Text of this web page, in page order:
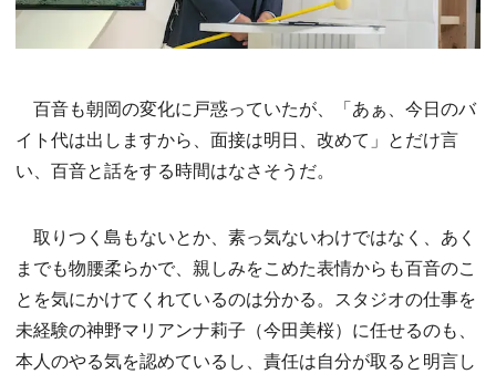
百音も朝岡の変化に戸惑っていたが、「あぁ、今日のバ
イト代は出しますから、面接は明日、改めて」とだけ言
い、百音と話をする時間はなさそうだ。
取りつく島もないとか、素っ気ないわけではなく、あく
までも物腰柔らかで、親しみをこめた表情からも百音のこ
とを気にかけてくれているのは分かる。スタジオの仕事を
未経験の神野マリアンナ莉子（今田美桜）に任せるのも、
本人のやる気を認めているし、責任は自分が取ると明言し